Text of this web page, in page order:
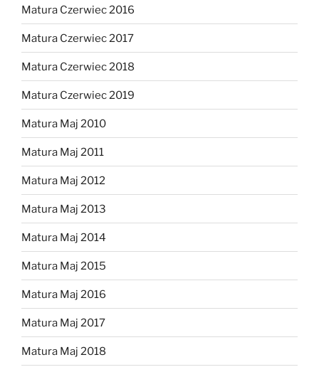
Matura Czerwiec 2016
Matura Czerwiec 2017
Matura Czerwiec 2018
Matura Czerwiec 2019
Matura Maj 2010
Matura Maj 2011
Matura Maj 2012
Matura Maj 2013
Matura Maj 2014
Matura Maj 2015
Matura Maj 2016
Matura Maj 2017
Matura Maj 2018